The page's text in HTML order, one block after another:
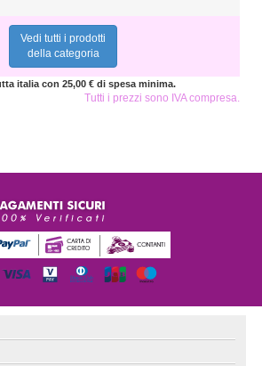
Vedi tutti i prodotti
della categoria
italia con 25,00 € di spesa minima.
Tutti i prezzi sono IVA compresa.